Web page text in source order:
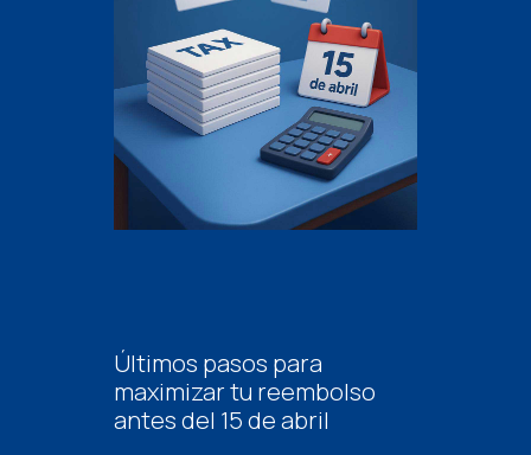
Últimos pasos para
maximizar tu reembolso
antes del 15 de abril